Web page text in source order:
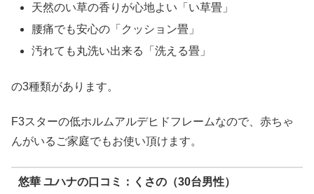
天然のい草の香りが心地よい「い草畳」
腰痛でも安心の「クッション畳」
汚れても丸洗い出来る「洗える畳」
の3種類があります。
F3スターの低ホルムアルデヒドフレームなので、赤ちゃ
んがいるご家庭でもお使い頂けます。
悠華 ユハナの口コミ：くさの（30台男性）